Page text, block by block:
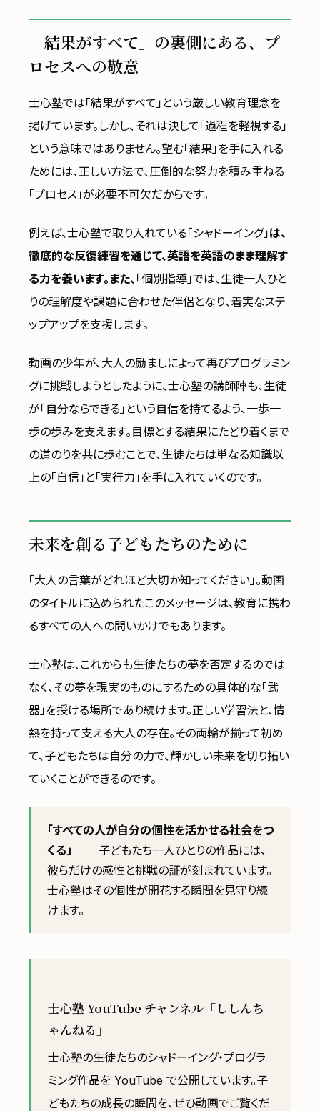
「結果がすべて」の裏側にある、プ
ロセスへの敬意
士心塾では「結果がすべて」という厳しい教育理念を
掲げています。しかし、それは決して「過程を軽視する」
という意味ではありません。望む「結果」を手に入れる
ためには、正しい方法で、圧倒的な努力を積み重ねる
「プロセス」が必要不可欠だからです。
例えば、士心塾で取り入れている「シャドーイング」は、
徹底的な反復練習を通じて、英語を英語のまま理解す
る力を養います。また、 「個別指導」では、生徒一人ひと
りの理解度や課題に合わせた伴侶となり、着実なステ
ップアップを支援します。
動画の少年が、大人の励ましによって再びプログラミン
グに挑戦しようとしたように、士心塾の講師陣も、生徒
が「自分ならできる」という自信を持てるよう、一歩一
歩の歩みを支えます。目標とする結果にたどり着くまで
の道のりを共に歩むことで、生徒たちは単なる知識以
上の「自信」と「実行力」を手に入れていくのです。
未来を創る子どもたちのために
「大人の言葉がどれほど大切か知ってください」。動画
のタイトルに込められたこのメッセージは、教育に携わ
るすべての人への問いかけでもあります。
士心塾は、これからも生徒たちの夢を否定するのでは
なく、その夢を現実のものにするための具体的な「武
器」を授ける場所であり続けます。正しい学習法と、情
熱を持って支える大人の存在。その両輪が揃って初め
て、子どもたちは自分の力で、輝かしい未来を切り拓い
ていくことができるのです。
「すべての人が自分の個性を活かせる社会をつ
くる」── 子どもたち一人ひとりの作品には、
彼らだけの感性と挑戦の証が刻まれています。
士心塾はその個性が開花する瞬間を見守り続
けます。
士心塾 YouTube チャンネル「ししんち
ゃんねる」
士心塾の生徒たちのシャドーイング・プログラ
ミング作品を YouTube で公開しています。子
どもたちの成長の瞬間を、ぜひ動画でご覧くだ